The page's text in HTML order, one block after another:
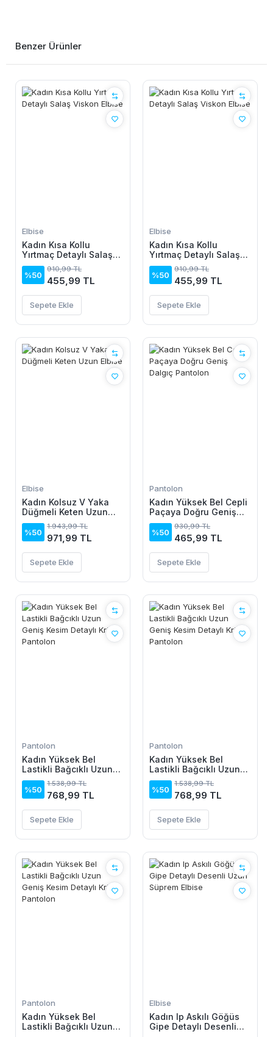
Benzer Ürünler
Elbise
Kadın Kısa Kollu
Yırtmaç Detaylı Salaş
Viskon Elbise
%50
910,99 TL
455,99 TL
Sepete Ekle
Elbise
Kadın Kısa Kollu
Yırtmaç Detaylı Salaş
Viskon Elbise
%50
910,99 TL
455,99 TL
Sepete Ekle
Elbise
Kadın Kolsuz V Yaka
Düğmeli Keten Uzun
Elbise
%50
1.943,99 TL
971,99 TL
Sepete Ekle
Pantolon
Kadın Yüksek Bel Cepli
Paçaya Doğru Geniş
Dalgıç Pantolon
%50
930,99 TL
465,99 TL
Sepete Ekle
Pantolon
Kadın Yüksek Bel
Lastikli Bağcıklı Uzun
Geniş Kesim Detaylı
Krinkıl Pantolon
%50
1.538,99 TL
768,99 TL
Sepete Ekle
Pantolon
Kadın Yüksek Bel
Lastikli Bağcıklı Uzun
Geniş Kesim Detaylı
Krinkıl Pantolon
%50
1.538,99 TL
768,99 TL
Sepete Ekle
Pantolon
Kadın Yüksek Bel
Lastikli Bağcıklı Uzun
Elbise
Kadın Ip Askılı Göğüs
Gipe Detaylı Desenli